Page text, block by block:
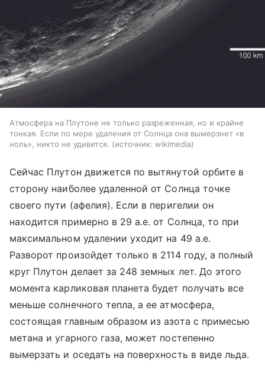
Атмосфера на Плутоне не только разреженная, но и крайне
тонкая. Если по мере удаления от Солнца она вымерзнет «в
ноль», никто не удивится.
источник: wikimedia
Сейчас Плутон движется по вытянутой орбите в
сторону наиболее удаленной от Солнца точке
своего пути (афелия). Если в перигелии он
находится примерно в 29 а.е. от Солнца, то при
максимальном удалении уходит на 49 а.е.
Разворот произойдет только в 2114 году, а полный
круг Плутон делает за 248 земных лет. До этого
момента карликовая планета будет получать все
меньше солнечного тепла, а ее атмосфера,
состоящая главным образом из азота с примесью
метана и угарного газа, может постепенно
вымерзать и оседать на поверхность в виде льда.